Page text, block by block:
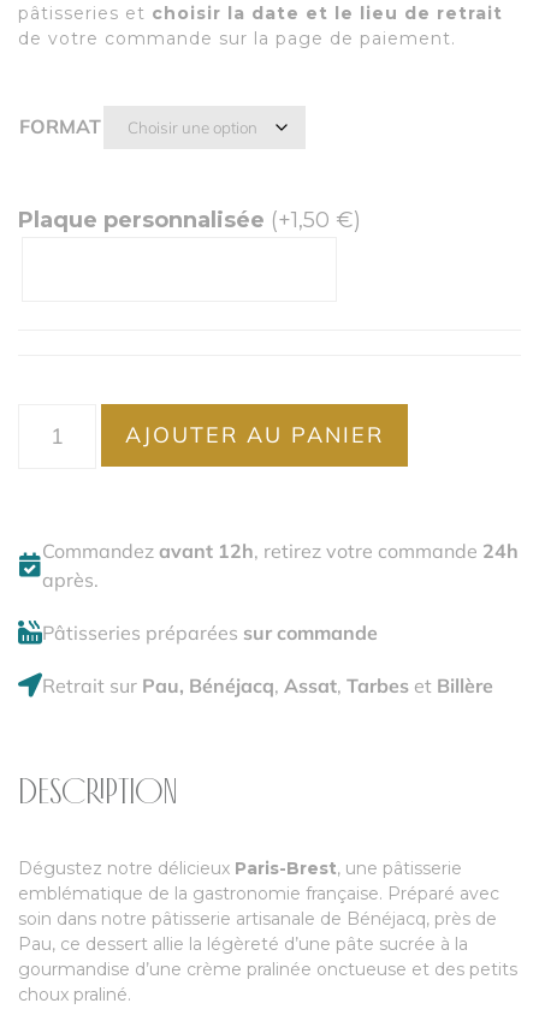
pâtisseries et choisir la date et le lieu de retrait
de votre commande sur la page de paiement.
FORMAT
Plaque personnalisée (+1,50 €)
AJOUTER AU PANIER
Commandez avant 12h, retirez votre commande 24h
après.
Pâtisseries préparées sur commande
Retrait sur Pau, Bénéjacq, Assat, Tarbes et Billère
DESCRIPTION
Dégustez notre délicieux Paris-Brest, une pâtisserie
emblématique de la gastronomie française. Préparé avec
soin dans notre pâtisserie artisanale de Bénéjacq, près de
Pau, ce dessert allie la légèreté d’une pâte sucrée à la
gourmandise d’une crème pralinée onctueuse et des petits
choux praliné.